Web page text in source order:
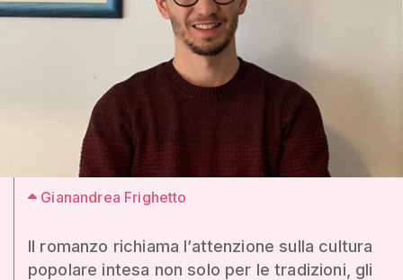
Gianandrea Frighetto
Il romanzo richiama l’attenzione sulla cultura
popolare intesa non solo per le tradizioni, gli